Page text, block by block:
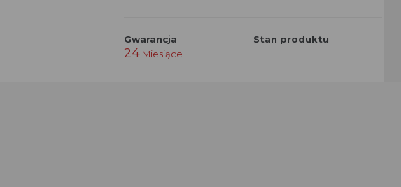
Gwarancja
24 Miesiące
Stan produktu